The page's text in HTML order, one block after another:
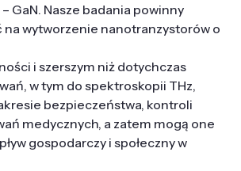
GaN. Nasze badania powinny
na wytworzenie nanotranzystorów o
i szerszym niż dotychczas
w tym do spektroskopii THz,
bezpieczeństwa, kontroli
medycznych, a zatem mogą one
gospodarczy i społeczny w